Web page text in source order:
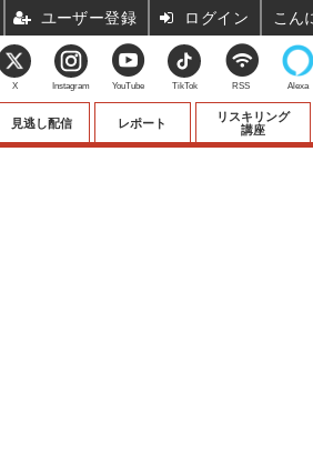
見逃し配信 レポート
リスキリング
講座
X Instagram YouTube TikTok RSS Alexa
ユーザー登録 ログイン こん